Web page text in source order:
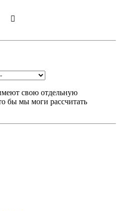
свою отдельную
бы мы моги рассчитать